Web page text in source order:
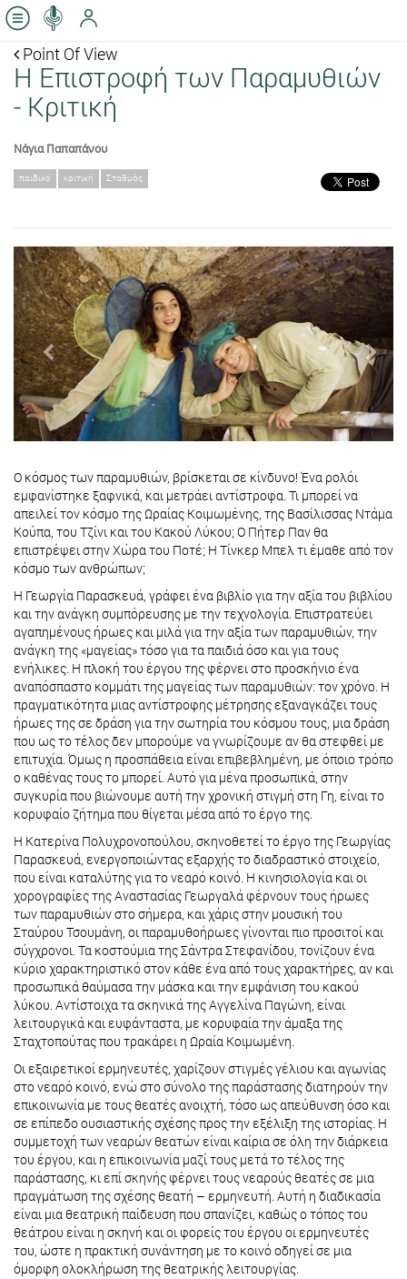
Point Of View
Η Επιστροφή των Παραμυθιών
- Κριτική
Νάγια Παπαπάνου
παιδικό κριτική Σταθμός
Previous Next
Ο κόσμος των παραμυθιών, βρίσκεται σε κίνδυνο! Ένα ρολόι
εμφανίστηκε ξαφνικά, και μετράει αντίστροφα. Τι μπορεί να
απειλεί τον κόσμο της Ωραίας Κοιμωμένης, της Βασίλισσας Ντάμα
Κούπα, του Τζίνι και του Κακού Λύκου; Ο Πήτερ Παν θα
επιστρέψει στην Χώρα του Ποτέ; Η Τίνκερ Μπελ τι έμαθε από τον
κόσμο των ανθρώπων;
Η Γεωργία Παρασκευά, γράφει ένα βιβλίο για την αξία του βιβλίου
και την ανάγκη συμπόρευσης με την τεχνολογία. Επιστρατεύει
αγαπημένους ήρωες και μιλά για την αξία των παραμυθιών, την
ανάγκη της «μαγείας» τόσο για τα παιδιά όσο και για τους
ενήλικες. Η πλοκή του έργου της φέρνει στο προσκήνιο ένα
αναπόσπαστο κομμάτι της μαγείας των παραμυθιών: τον χρόνο. Η
πραγματικότητα μιας αντίστροφης μέτρησης εξαναγκάζει τους
ήρωες της σε δράση για την σωτηρία του κόσμου τους, μια δράση
που ως το τέλος δεν μπορούμε να γνωρίζουμε αν θα στεφθεί με
επιτυχία. Όμως η προσπάθεια είναι επιβεβλημένη, με όποιο τρόπο
ο καθένας τους το μπορεί. Αυτό για μένα προσωπικά, στην
συγκυρία που βιώνουμε αυτή την χρονική στιγμή στη Γη, είναι το
κορυφαίο ζήτημα που θίγεται μέσα από το έργο της.
Η Κατερίνα Πολυχρονοπούλου, σκηνοθετεί το έργο της Γεωργίας
Παρασκευά, ενεργοποιώντας εξαρχής το διαδραστικό στοιχείο,
που είναι καταλύτης για το νεαρό κοινό. Η κινησιολογία και οι
χορογραφίες της Αναστασίας Γεωργαλά φέρνουν τους ήρωες
των παραμυθιών στο σήμερα, και χάρις στην μουσική του
Σταύρου Τσουμάνη, οι παραμυθοήρωες γίνονται πιο προσιτοί και
σύγχρονοι. Τα κοστούμια της Σάντρα Στεφανίδου, τονίζουν ένα
κύριο χαρακτηριστικό στον κάθε ένα από τους χαρακτήρες, αν και
προσωπικά θαύμασα την μάσκα και την εμφάνιση του κακού
λύκου. Αντίστοιχα τα σκηνικά της Αγγελίνα Παγώνη, είναι
λειτουργικά και ευφάνταστα, με κορυφαία την άμαξα της
Σταχτοπούτας που τρακάρει η Ωραία Κοιμωμένη.
Οι εξαιρετικοί ερμηνευτές, χαρίζουν στιγμές γέλιου και αγωνίας
στο νεαρό κοινό, ενώ στο σύνολο της παράστασης διατηρούν την
επικοινωνία με τους θεατές ανοιχτή, τόσο ως απεύθυνση όσο και
σε επίπεδο ουσιαστικής σχέσης προς την εξέλιξη της ιστορίας. Η
συμμετοχή των νεαρών θεατών είναι καίρια σε όλη την διάρκεια
του έργου, και η επικοινωνία μαζί τους μετά το τέλος της
παράστασης, κι επί σκηνής φέρνει τους νεαρούς θεατές σε μια
πραγμάτωση της σχέσης θεατή – ερμηνευτή. Αυτή η διαδικασία
είναι μια θεατρική παίδευση που σπανίζει, καθώς ο τόπος του
θεάτρου είναι η σκηνή και οι φορείς του έργου οι ερμηνευτές
του, ώστε η πρακτική συνάντηση με το κοινό οδηγεί σε μια
όμορφη ολοκλήρωση της θεατρικής λειτουργίας.